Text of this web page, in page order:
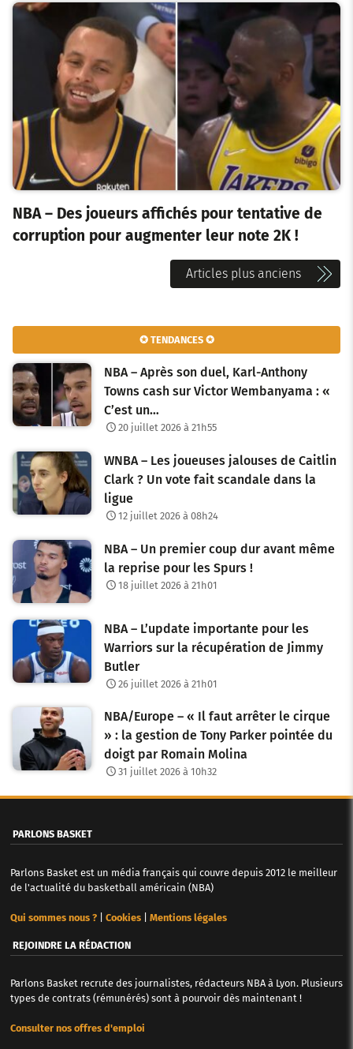
NBA – Des joueurs affichés pour tentative de
corruption pour augmenter leur note 2K !
v
i
g
a
i
o
e
s
r
c
s
Articles plus anciens
✪ TENDANCES ✪
NBA – Après son duel, Karl-Anthony
Towns cash sur Victor Wembanyama : «
C’est un…
20 juillet 2026 à 21h55
WNBA – Les joueuses jalouses de Caitlin
Clark ? Un vote fait scandale dans la
ligue
12 juillet 2026 à 08h24
NBA – Un premier coup dur avant même
la reprise pour les Spurs !
18 juillet 2026 à 21h01
NBA – L’update importante pour les
Warriors sur la récupération de Jimmy
Butler
26 juillet 2026 à 21h01
NBA/Europe – « Il faut arrêter le cirque
» : la gestion de Tony Parker pointée du
doigt par Romain Molina
31 juillet 2026 à 10h32
PARLONS BASKET
Parlons Basket est un média français qui couvre depuis 2012 le meilleur
de l'actualité du basketball américain (NBA)
Qui sommes nous ?| Cookies| Mentions légales
REJOINDRE LA RÉDACTION
Parlons Basket recrute des journalistes, rédacteurs NBA à Lyon. Plusieurs
types de contrats (rémunérés) sont à pourvoir dès maintenant !
Consulter nos offres d'emploi